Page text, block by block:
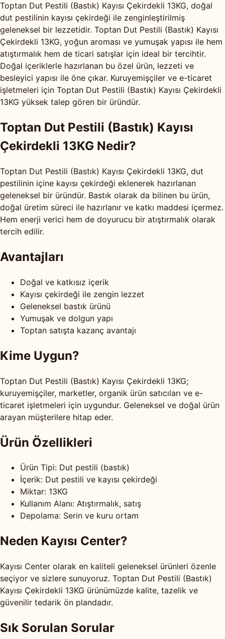
Toptan Dut Pestili (Bastık) Kayısı Çekirdekli 13KG, doğal
dut pestilinin kayısı çekirdeği ile zenginleştirilmiş
geleneksel bir lezzetidir. Toptan Dut Pestili (Bastık) Kayısı
Çekirdekli 13KG, yoğun aroması ve yumuşak yapısı ile hem
atıştırmalık hem de ticari satışlar için ideal bir tercihtir.
Doğal içeriklerle hazırlanan bu özel ürün, lezzeti ve
besleyici yapısı ile öne çıkar. Kuruyemişçiler ve e-ticaret
işletmeleri için Toptan Dut Pestili (Bastık) Kayısı Çekirdekli
13KG yüksek talep gören bir üründür.
Toptan Dut Pestili (Bastık) Kayısı
Çekirdekli 13KG Nedir?
Toptan Dut Pestili (Bastık) Kayısı Çekirdekli 13KG, dut
pestilinin içine kayısı çekirdeği eklenerek hazırlanan
geleneksel bir üründür. Bastık olarak da bilinen bu ürün,
doğal üretim süreci ile hazırlanır ve katkı maddesi içermez.
Hem enerji verici hem de doyurucu bir atıştırmalık olarak
tercih edilir.
Avantajları
Doğal ve katkısız içerik
Kayısı çekirdeği ile zengin lezzet
Geleneksel bastık ürünü
Yumuşak ve dolgun yapı
Toptan satışta kazanç avantajı
Kime Uygun?
Toptan Dut Pestili (Bastık) Kayısı Çekirdekli 13KG;
kuruyemişçiler, marketler, organik ürün satıcıları ve e-
ticaret işletmeleri için uygundur. Geleneksel ve doğal ürün
arayan müşterilere hitap eder.
Ürün Özellikleri
Ürün Tipi: Dut pestili (bastık)
İçerik: Dut pestili ve kayısı çekirdeği
Miktar: 13KG
Kullanım Alanı: Atıştırmalık, satış
Depolama: Serin ve kuru ortam
Neden Kayısı Center?
Kayısı Center olarak en kaliteli geleneksel ürünleri özenle
seçiyor ve sizlere sunuyoruz. Toptan Dut Pestili (Bastık)
Kayısı Çekirdekli 13KG ürünümüzde kalite, tazelik ve
güvenilir tedarik ön plandadır.
Sık Sorulan Sorular